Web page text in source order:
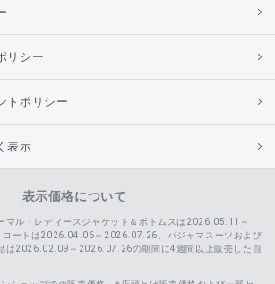
リシー
トポリシー
表示
表示価格について
マル・レディースジャケット＆ボトムスは2026.05.11～
ートは2026.04.06～2026.07.26、
パジャマスーツおよび
は2026.02.09～2026.07.26の期間に4週間以上販売した自